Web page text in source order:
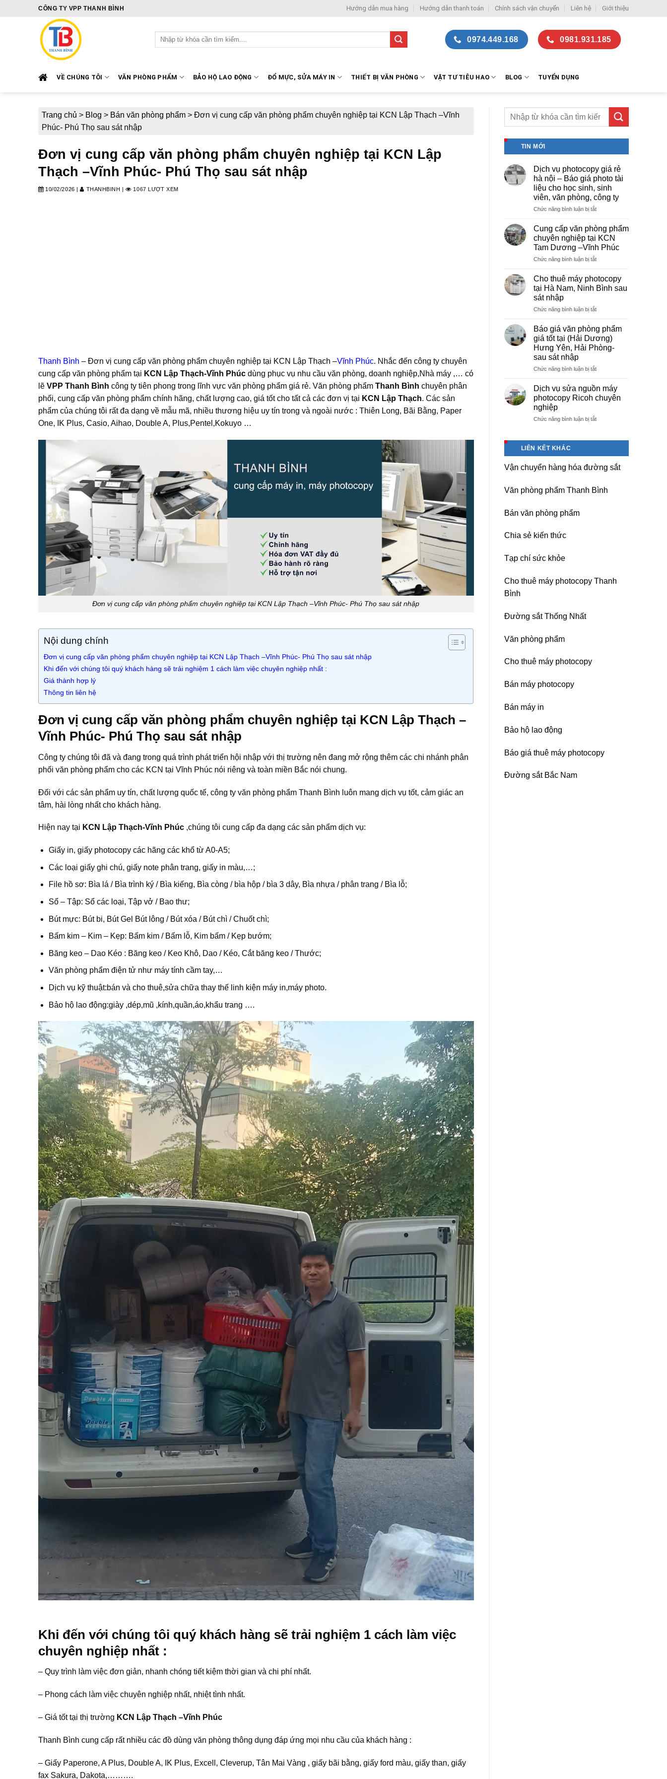
CÔNG TY VPP THANH BÌNH Hướng dẫn mua hàng Hướng dẫn thanh toán Chính sách vận chuyển Liên hệ Giới thiệu
Tìm
kiếm:
0974.449.168 0981.931.185
VỀ CHÚNG TÔI VĂN PHÒNG PHẨM BẢO HỘ LAO ĐỘNG ĐỔ MỰC, SỬA MÁY IN THIẾT BỊ VĂN PHÒNG VẬT TƯ TIÊU HAO BLOG TUYỂN DỤNG
Trang chủ > Blog > Bán văn phòng phẩm > Đơn vị cung cấp văn phòng phẩm chuyên nghiệp tại KCN Lập Thạch –Vĩnh
Phúc- Phú Thọ sau sát nhập
Đơn vị cung cấp văn phòng phẩm chuyên nghiệp tại KCN Lập
Thạch –Vĩnh Phúc- Phú Thọ sau sát nhập
10/02/2026 | THANHBINH | 1067 LƯỢT XEM
Thanh Bình – Đơn vị cung cấp văn phòng phẩm chuyên nghiệp tại KCN Lập Thạch –Vĩnh Phúc. Nhắc đến công ty chuyên
cung cấp văn phòng phẩm tại KCN Lập Thạch-Vĩnh Phúc dùng phục vụ nhu cầu văn phòng, doanh nghiệp,Nhà máy ,… có
lẽ VPP Thanh Bình công ty tiên phong trong lĩnh vực văn phòng phẩm giá rẻ. Văn phòng phẩm Thanh Bình chuyên phân
phối, cung cấp văn phòng phẩm chính hãng, chất lượng cao, giá tốt cho tất cả các đơn vị tại KCN Lập Thạch. Các sản
phẩm của chúng tôi rất đa dạng về mẫu mã, nhiều thương hiệu uy tín trong và ngoài nước : Thiên Long, Bãi Bằng, Paper
One, IK Plus, Casio, Aihao, Double A, Plus,Pentel,Kokuyo …
Đơn vị cung cấp văn phòng phẩm chuyên nghiệp tại KCN Lập Thạch –Vĩnh Phúc- Phú Thọ sau sát nhập
Nội dung chính
Đơn vị cung cấp văn phòng phẩm chuyên nghiệp tại KCN Lập Thạch –Vĩnh Phúc- Phú Thọ sau sát nhập
Khi đến với chúng tôi quý khách hàng sẽ trải nghiệm 1 cách làm việc chuyên nghiệp nhất :
Giá thành hợp lý
Thông tin liên hệ
Đơn vị cung cấp văn phòng phẩm chuyên nghiệp tại KCN Lập Thạch –
Vĩnh Phúc- Phú Thọ sau sát nhập
Công ty chúng tôi đã và đang trong quá trình phát triển hội nhập với thị trường nên đang mở rộng thêm các chi nhánh phân
phối văn phòng phẩm cho các KCN tại Vĩnh Phúc nói riêng và toàn miền Bắc nói chung.
Đối với các sản phẩm uy tín, chất lượng quốc tế, công ty văn phòng phẩm Thanh Bình luôn mang dịch vụ tốt, cảm giác an
tâm, hài lòng nhất cho khách hàng.
Hiện nay tại KCN Lập Thạch-Vĩnh Phúc ,chúng tôi cung cấp đa dạng các sản phẩm dịch vụ:
Giấy in, giấy photocopy các hãng các khổ từ A0-A5;
Các loại giấy ghi chú, giấy note phân trang, giấy in màu,…;
File hồ sơ: Bìa lá / Bìa trình ký / Bìa kiếng, Bìa còng / bìa hộp / bìa 3 dây, Bìa nhựa / phân trang / Bìa lỗ;
Sổ – Tập: Sổ các loại, Tập vở / Bao thư;
Bút mực: Bút bi, Bút Gel Bút lông / Bút xóa / Bút chì / Chuốt chì;
Bấm kim – Kim – Kẹp: Bấm kim / Bấm lỗ, Kim bấm / Kẹp bướm;
Băng keo – Dao Kéo : Băng keo / Keo Khô, Dao / Kéo, Cắt băng keo / Thước;
Văn phòng phẩm điện tử như máy tính cầm tay,…
Dịch vụ kỹ thuật:bán và cho thuê,sửa chữa thay thế linh kiện máy in,máy photo.
Bảo hộ lao động:giày ,dép,mũ ,kính,quần,áo,khẩu trang ….
Khi đến với chúng tôi quý khách hàng sẽ trải nghiệm 1 cách làm việc
chuyên nghiệp nhất :
– Quy trình làm việc đơn giản, nhanh chóng tiết kiệm thời gian và chi phí nhất.
– Phong cách làm việc chuyên nghiệp nhất, nhiệt tình nhất.
– Giá tốt tại thị trường KCN Lập Thạch –Vĩnh Phúc
Thanh Bình cung cấp rất nhiều các đồ dùng văn phòng thông dụng đáp ứng mọi nhu cầu của khách hàng :
– Giấy Paperone, A Plus, Double A, IK Plus, Excell, Cleverup, Tân Mai Vàng , giấy bãi bằng, giấy ford màu, giấy than, giấy
fax Sakura, Dakota,……….
TIN MỚI
Dịch vụ photocopy giá rẻ
hà nội – Báo giá photo tài
liệu cho học sinh, sinh
viên, văn phòng, công ty
Chức năng bình luận bị tắtở
vụ
photocopy
giá
rẻ
hà
–
Báo
giá
tài
cho
học
sinh,
sinh
văn
công
ty
Cung cấp văn phòng phẩm
chuyên nghiệp tại KCN
Tam Dương –Vĩnh Phúc
Chức năng bình luận bị tắtở
cấp
văn
phòng
chuyên
tại
KCN
Tam
Dương
Vĩnh
Cho thuê máy photocopy
tại Hà Nam, Ninh Bình sau
sát nhập
Chức năng bình luận bị tắtở
máy
photocopy
tại
Nam,
sau
sát
Báo giá văn phòng phẩm
giá tốt tại (Hải Dương)
Hưng Yên, Hải Phòng-
sau sát nhập
Chức năng bình luận bị tắtở
văn
phòng
giá
Yên,
Phòng-
sau
Dịch vụ sửa nguồn máy
photocopy Ricoh chuyên
nghiệp
Chức năng bình luận bị tắtở
photocopy
chuyên
nghiệp
LIÊN KẾT KHÁC
Vận chuyển hàng hóa đường sắt
Văn phòng phẩm Thanh Bình
Bán văn phòng phẩm
Chia sẻ kiến thức
Tạp chí sức khỏe
Cho thuê máy photocopy Thanh
Bình
Đường sắt Thống Nhất
Văn phòng phẩm
Cho thuê máy photocopy
Bán máy photocopy
Bán máy in
Bảo hộ lao động
Báo giá thuê máy photocopy
Đường sắt Bắc Nam